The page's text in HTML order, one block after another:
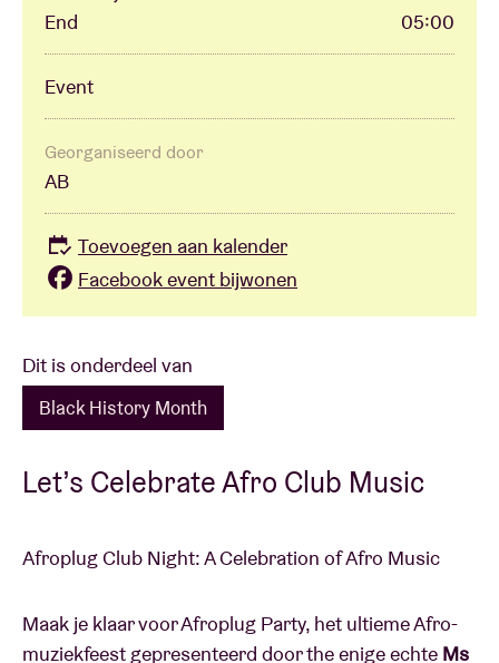
Dit is onderdeel van
Black History Month
Let’s Celebrate Afro Club Music
Afroplug Club Night: A Celebration of Afro Music
Maak je klaar voor Afroplug Party, het ultieme Afro-
muziekfeest gepresenteerd door the enige echte Ms
End
05:00
Event
Georganiseerd door
AB
Toevoegen aan kalender
Facebook event bijwonen